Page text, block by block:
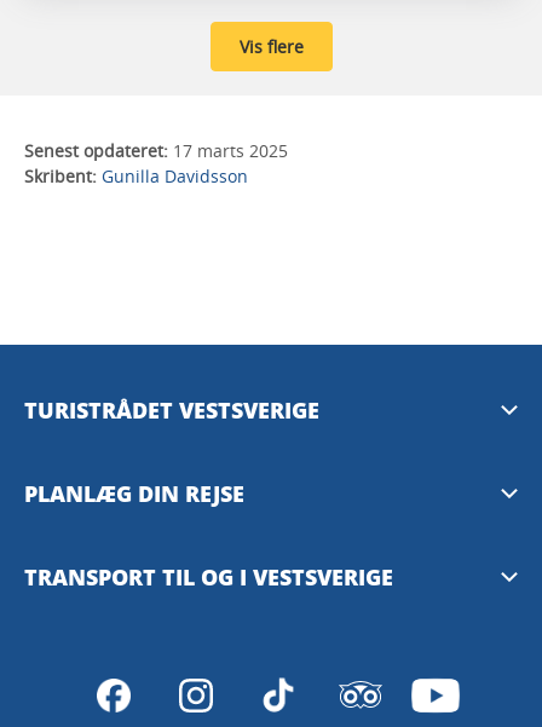
Vis flere
Senest opdateret: 17 marts 2025
Skribent: Gunilla Davidsson
TURISTRÅDET VESTSVERIGE
Mediebank
PLANLÆG DIN REJSE
Tilgængelighedsguide – TD
VisitSweden
TRANSPORT TIL OG I VESTSVERIGE
SJ – med tog